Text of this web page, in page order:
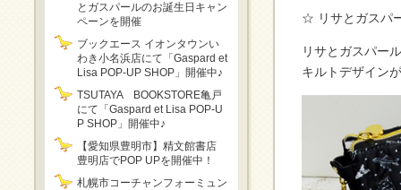
とガスパールのお誕生日キャン
ペーンを開催
ブックエース イオンタウンい
わき小名浜店にて「Gaspard et
Lisa POP-UP SHOP」開催中♪
TSUTAYA BOOKSTORE亀戸
にて「Gaspard et Lisa POP-U
P SHOP」開催中♪
【愛知県豊明市】精文館書店
豊明店でPOP UPを開催中！
札幌市コーチャンフォーミュン
☆ リサとガスパ
リサとガスパー
キルトデザイン